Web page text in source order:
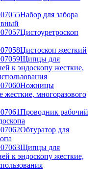
Набор для забора
Цистоуретроскоп
Цистоскоп жесткий
Щипцы для
к эндоскопу жесткие,
Ножницы
жесткие, многоразового
Проводник рабочий
Обтуратор для
Щипцы для
к эндоскопу жесткие,